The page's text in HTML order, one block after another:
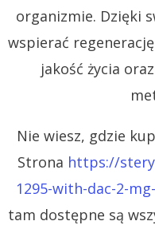
organizmie. Dzięki
wspierać
jakość życia
Nie wiesz, gdzie
Strona https://
1295-with-dac-2-
tam dostępne są